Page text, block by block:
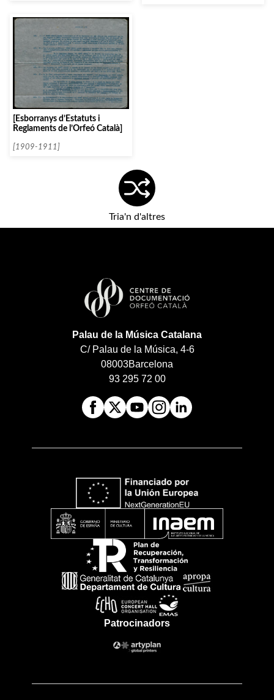
[Esborranys d’Estatuts i
Reglaments de l’Orfeó Català]
[1909-1911]
Tria'n d'altres
Palau de la Música Catalana
C/ Palau de la Música, 4-6
08003Barcelona
93 295 72 00
Patrocinadors